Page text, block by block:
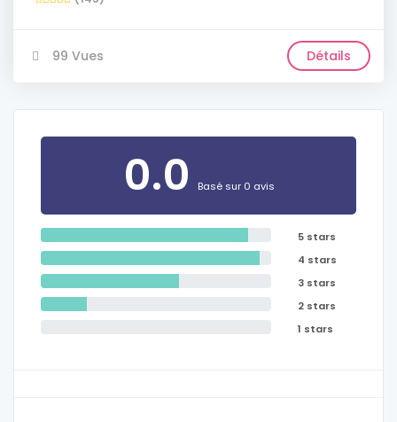
99 Vues Détails
0.0 Basé sur 0 avis
5 stars
4 stars
3 stars
2 stars
1 stars